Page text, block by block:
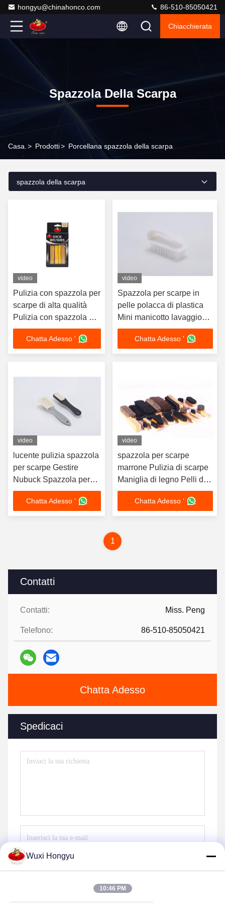
hongyu@chinahonco.com 86-510-85050421
Chiacchierata
Spazzola Della Scarpa
Casa. > Prodotti> Porcellana spazzola della scarpa
Contatti
Contatti: Miss. Peng
Telefono: 86-510-85050421
Chatta Adesso
Spedicaci
spazzola della scarpa
video
Pulizia con spazzola per
scarpe di alta qualità
Pulizia con spazzola di
legno Pulizia con
spazzola per scarpe
Pulizia con spazzola per
Chatta Adesso '
video
Spazzola per scarpe in
pelle polacca di plastica
Mini manicotto lavaggio
multifunzionale Kit di
pulizia delle scarpe
Chatta Adesso '
video
lucente pulizia spazzola
per scarpe Gestire
Nubuck Spazzola per
scarpe Rimuovere le
macchie sporche
Chatta Adesso '
video
spazzola per scarpe
marrone Pulizia di scarpe
Maniglia di legno Pelli di
cavallo Pelli di maiale PP
Pelli di lucidatura Pellicola
di lucidatura Dimensione
Chatta Adesso '
1
Wuxi Hongyu
10:46 PM